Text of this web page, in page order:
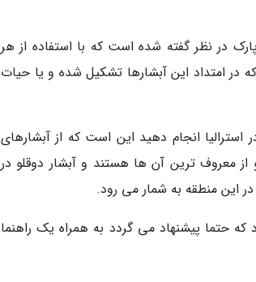
برای مسیر 20000 کیلومترمربعی این پارک در نظر گفته شده است که با استفاده از هر
در امتداد این آبشارها تشکیل شده و یا حیات
انجام دهید این است که از آبشارهای
از معروف ترین آن ها هستند و آبشار دوقلو در
این منطقه به شمار می رود.
در این پارک وجود دارد که حتما پیشنهاد می گردد به همراه یک راهنما